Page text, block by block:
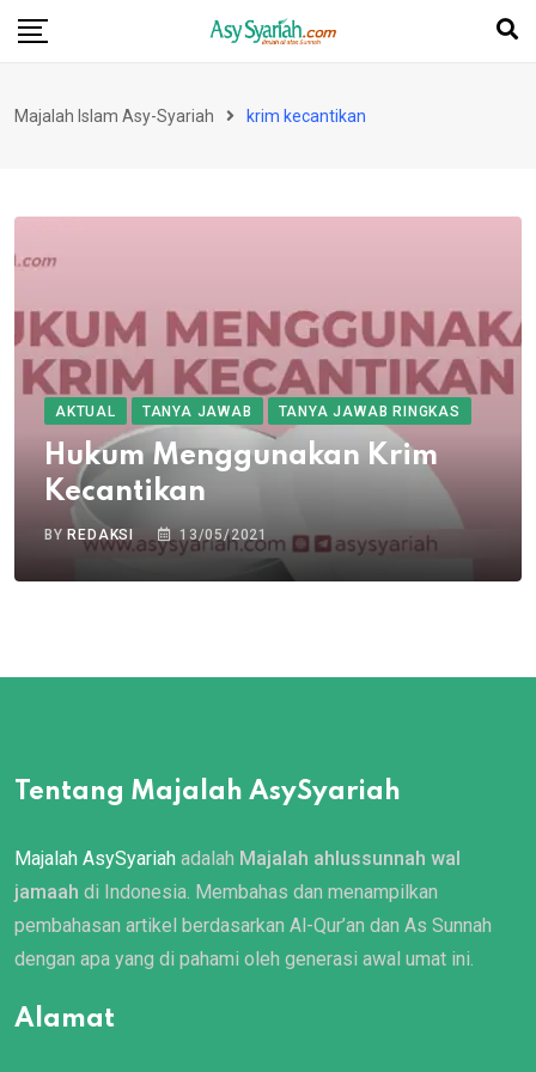
Skip
Majalah Islam Asy-Syariah krim kecantikan
AKTUAL TANYA JAWAB TANYA JAWAB RINGKAS
Hukum Menggunakan Krim
Kecantikan
BY REDAKSI 13/05/2021
Tentang Majalah AsySyariah
Majalah AsySyariah adalah Majalah ahlussunnah wal
jamaah di Indonesia. Membahas dan menampilkan
pembahasan artikel berdasarkan Al-Qur’an dan As Sunnah
dengan apa yang di pahami oleh generasi awal umat ini.
Alamat